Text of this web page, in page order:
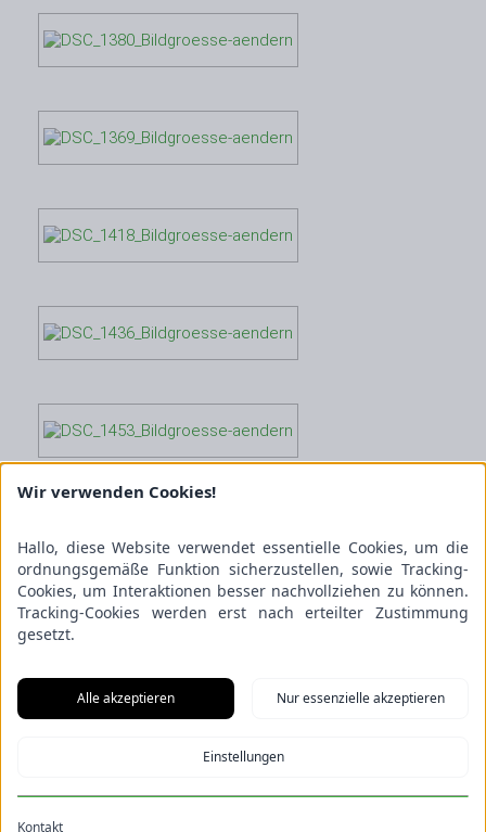
Wir verwenden Cookies!
Hallo, diese Website verwendet essentielle Cookies, um die
ordnungsgemäße Funktion sicherzustellen, sowie Tracking-
Cookies, um Interaktionen besser nachvollziehen zu können.
Tracking-Cookies werden erst nach erteilter Zustimmung
gesetzt.
Alle akzeptieren Nur essenzielle akzeptieren
Einstellungen
Kontakt